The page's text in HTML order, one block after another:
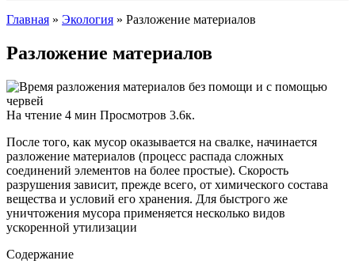
Главная » Экология » Разложение материалов
Разложение материалов
На чтение 4 мин Просмотров 3.6к.
После того, как мусор оказывается на свалке, начинается
разложение материалов (процесс распада сложных
соединений элементов на более простые). Скорость
разрушения зависит, прежде всего, от химического состава
вещества и условий его хранения. Для быстрого же
уничтожения мусора применяется несколько видов
ускоренной утилизации
Содержание